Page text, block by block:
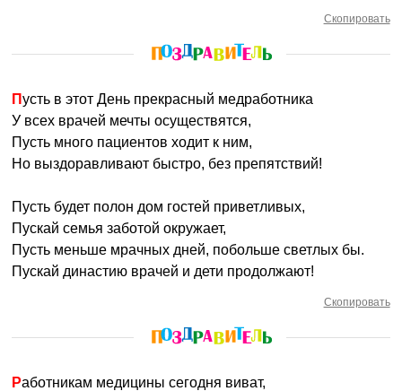
Скопировать
Пусть в этот День прекрасный медработника
У всех врачей мечты осуществятся,
Пусть много пациентов ходит к ним,
Но выздоравливают быстро, без препятствий!
Пусть будет полон дом гостей приветливых,
Пускай семья заботой окружает,
Пусть меньше мрачных дней, побольше светлых бы.
Пускай династию врачей и дети продолжают!
Скопировать
Работникам медицины сегодня виват,